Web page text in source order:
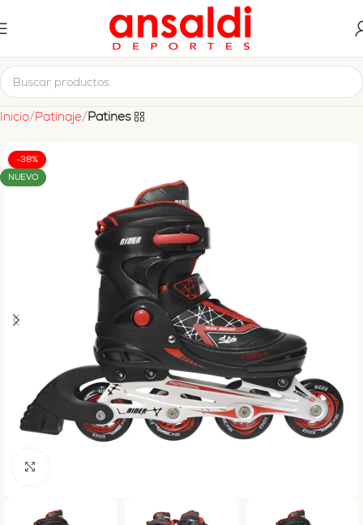
Inicio Patinaje Patines
-38%
NUEVO